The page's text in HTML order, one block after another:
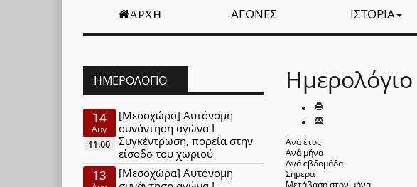
ΑΡΧΉ ΑΓΏΝΕΣ ΙΣΤΟΡΊΑ
Ανά έτος
Ανά μήνα
Ανά εβδομάδα
Σήμερα
Μετάβαση στον μήνα
ΗΜΕΡΟΛΌΓΙΟ
14
Αυγ
11:00
[Μεσοχώρα] Αυτόνομη
συνάντηση αγώνα Ι
Συγκέντρωση, πορεία στην
είσοδο του χωριού
13
[Μεσοχώρα] Αυτόνομη